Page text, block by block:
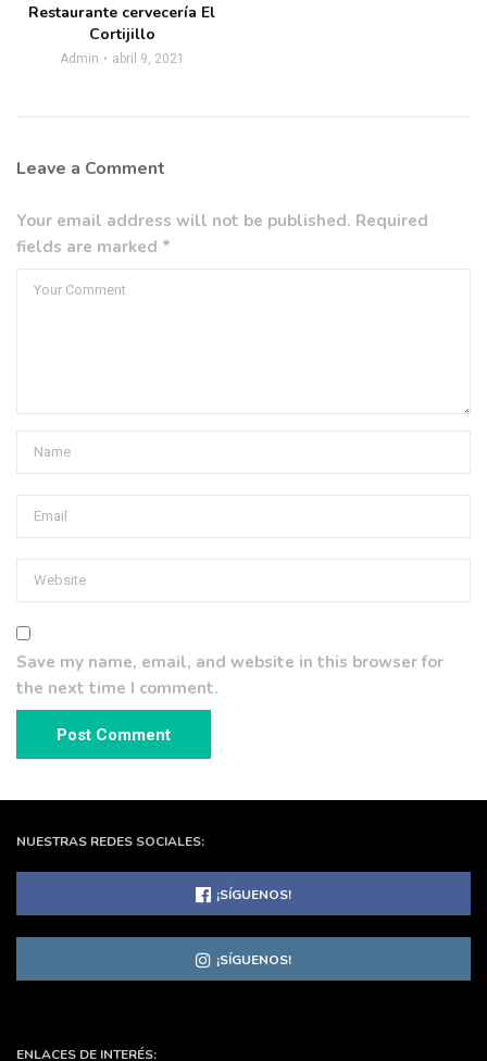
Restaurante cervecería El
Cortijillo
Admin abril 9, 2021
Leave a Comment
Your email address will not be published. Required
fields are marked *
Save my name, email, and website in this browser for
the next time I comment.
NUESTRAS REDES SOCIALES:
¡SÍGUENOS!
¡SÍGUENOS!
ENLACES DE INTERÉS: